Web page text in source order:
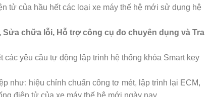
tử của hầu hết các loại xe máy thế hệ mới sử dụng hệ
Sửa chữa lỗi, Hỗ trợ công cụ đo chuyên dụng và Tra
yêu cầu tự động lập trình hệ thống khóa Smart key
như: hiệu chỉnh chuẩn công tơ mét, lập trình lại ECM,